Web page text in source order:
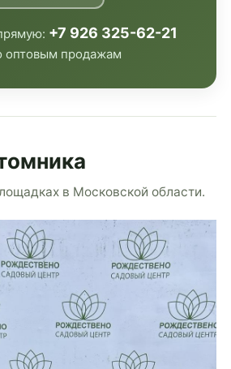
+7 926 325-62-21
продажам
в Московской области.